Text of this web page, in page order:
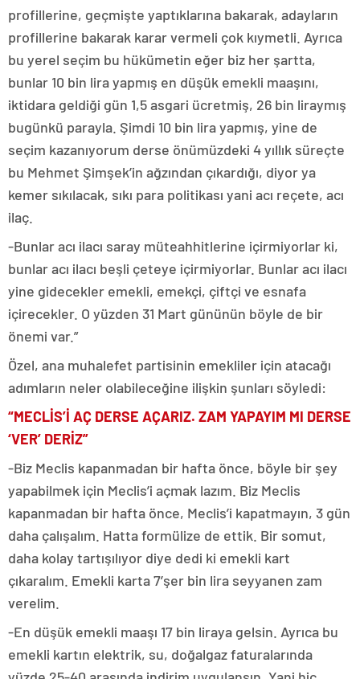
profillerine, geçmişte yaptıklarına bakarak, adayların
profillerine bakarak karar vermeli çok kıymetli. Ayrıca
bu yerel seçim bu hükümetin eğer biz her şartta,
bunlar 10 bin lira yapmış en düşük emekli maaşını,
iktidara geldiği gün 1,5 asgari ücretmiş, 26 bin liraymış
bugünkü parayla. Şimdi 10 bin lira yapmış, yine de
seçim kazanıyorum derse önümüzdeki 4 yıllık süreçte
bu Mehmet Şimşek’in ağzından çıkardığı, diyor ya
kemer sıkılacak, sıkı para politikası yani acı reçete, acı
ilaç.
-Bunlar acı ilacı saray müteahhitlerine içirmiyorlar ki,
bunlar acı ilacı beşli çeteye içirmiyorlar. Bunlar acı ilacı
yine gidecekler emekli, emekçi, çiftçi ve esnafa
içirecekler. O yüzden 31 Mart gününün böyle de bir
önemi var.”
Özel, ana muhalefet partisinin emekliler için atacağı
adımların neler olabileceğine ilişkin şunları söyledi:
“MECLİS’İ AÇ DERSE AÇARIZ. ZAM YAPAYIM MI DERSE
‘VER’ DERİZ”
-Biz Meclis kapanmadan bir hafta önce, böyle bir şey
yapabilmek için Meclis’i açmak lazım. Biz Meclis
kapanmadan bir hafta önce, Meclis’i kapatmayın, 3 gün
daha çalışalım. Hatta formülize de ettik. Bir somut,
daha kolay tartışılıyor diye dedi ki emekli kart
çıkaralım. Emekli karta 7’şer bin lira seyyanen zam
verelim.
-En düşük emekli maaşı 17 bin liraya gelsin. Ayrıca bu
emekli kartın elektrik, su, doğalgaz faturalarında